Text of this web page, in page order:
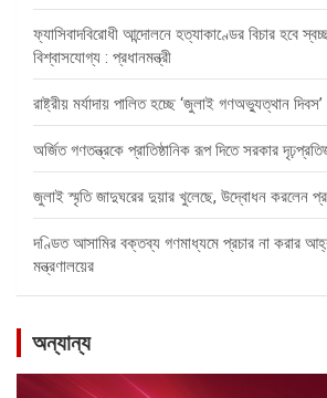
ফ্যাসিবাদবিরোধী আন্দোলনে হত্যাকাণ্ডের বিচার হবে
বিশ্বাসযোগ্য : প্রধানমন্ত্রী
রাষ্ট্রীয় মর্যাদায় পালিত হচ্ছে ‘জুলাই গণঅভ্যুত্থান দিবস’
অর্জিত গণতন্ত্রকে প্রাতিষ্ঠানিক রূপ দিতে সরকার
জুলাই স্মৃতি জাদুঘরের দুয়ার খুলেছে, উদ্বোধন করলেন
দণ্ডিত আসামির বক্তব্য গণমাধ্যমে প্রচার না করার
মন্ত্রণালয়ের
অন্যান্য